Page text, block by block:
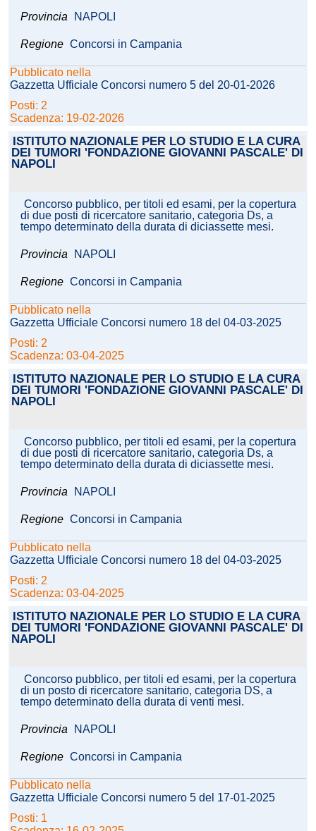
Provincia NAPOLI
Regione Concorsi in Campania
Pubblicato nella
Gazzetta Ufficiale Concorsi numero 5 del 20-01-2026
Posti: 2
Scadenza: 19-02-2026
ISTITUTO NAZIONALE PER LO STUDIO E LA CURA
DEI TUMORI 'FONDAZIONE GIOVANNI PASCALE' DI
NAPOLI
Concorso pubblico, per titoli ed esami, per la copertura
di due posti di ricercatore sanitario, categoria Ds, a
tempo determinato della durata di diciassette mesi.
Provincia NAPOLI
Regione Concorsi in Campania
Pubblicato nella
Gazzetta Ufficiale Concorsi numero 18 del 04-03-2025
Posti: 2
Scadenza: 03-04-2025
ISTITUTO NAZIONALE PER LO STUDIO E LA CURA
DEI TUMORI 'FONDAZIONE GIOVANNI PASCALE' DI
NAPOLI
Concorso pubblico, per titoli ed esami, per la copertura
di due posti di ricercatore sanitario, categoria Ds, a
tempo determinato della durata di diciassette mesi.
Provincia NAPOLI
Regione Concorsi in Campania
Pubblicato nella
Gazzetta Ufficiale Concorsi numero 18 del 04-03-2025
Posti: 2
Scadenza: 03-04-2025
ISTITUTO NAZIONALE PER LO STUDIO E LA CURA
DEI TUMORI 'FONDAZIONE GIOVANNI PASCALE' DI
NAPOLI
Concorso pubblico, per titoli ed esami, per la copertura
di un posto di ricercatore sanitario, categoria DS, a
tempo determinato della durata di venti mesi.
Provincia NAPOLI
Regione Concorsi in Campania
Pubblicato nella
Gazzetta Ufficiale Concorsi numero 5 del 17-01-2025
Posti: 1